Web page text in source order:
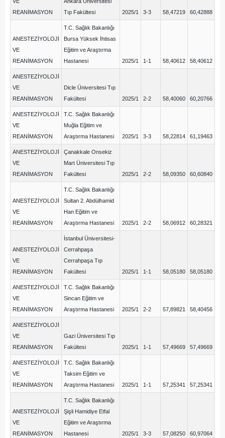
REANİMASYON
Tıp Fakültesi
2025/1 3-3 58,47219 60,42888
ANESTEZİYOLOJİ
VE
REANİMASYON
T.C. Sağlık Bakanlığı
Bursa Yüksek İhtisas
Eğitim ve Araştırma
Hastanesi
2025/1 1-1 58,40612 58,40612
ANESTEZİYOLOJİ
VE
REANİMASYON
Dicle Üniversitesi Tıp
Fakültesi
2025/1 2-2 58,40060 60,20766
ANESTEZİYOLOJİ
VE
REANİMASYON
T.C. Sağlık Bakanlığı
Muğla Eğitim ve
Araştırma Hastanesi
2025/1 3-3 58,22814 61,19463
ANESTEZİYOLOJİ
VE
REANİMASYON
Çanakkale Onsekiz
Mart Üniversitesi Tıp
Fakültesi
2025/1 2-2 58,09350 60,60840
ANESTEZİYOLOJİ
VE
REANİMASYON
T.C. Sağlık Bakanlığı
Sultan 2. Abdülhamid
Han Eğitim ve
Araştırma Hastanesi
2025/1 2-2 58,06912 60,28321
ANESTEZİYOLOJİ
VE
REANİMASYON
İstanbul Üniversitesi-
Cerrahpaşa
Cerrahpaşa Tıp
Fakültesi
2025/1 1-1 58,05180 58,05180
ANESTEZİYOLOJİ
VE
REANİMASYON
T.C. Sağlık Bakanlığı
Sincan Eğitim ve
Araştırma Hastanesi
2025/1 2-2 57,89821 58,40456
ANESTEZİYOLOJİ
VE
REANİMASYON
Gazi Üniversitesi Tıp
Fakültesi
2025/1 1-1 57,49669 57,49669
ANESTEZİYOLOJİ
VE
REANİMASYON
T.C. Sağlık Bakanlığı
Taksim Eğitim ve
Araştırma Hastanesi
2025/1 1-1 57,25341 57,25341
ANESTEZİYOLOJİ
VE
REANİMASYON
T.C. Sağlık Bakanlığı
Şişli Hamidiye Etfal
Eğitim ve Araştırma
Hastanesi
2025/1 3-3 57,08250 60,97064